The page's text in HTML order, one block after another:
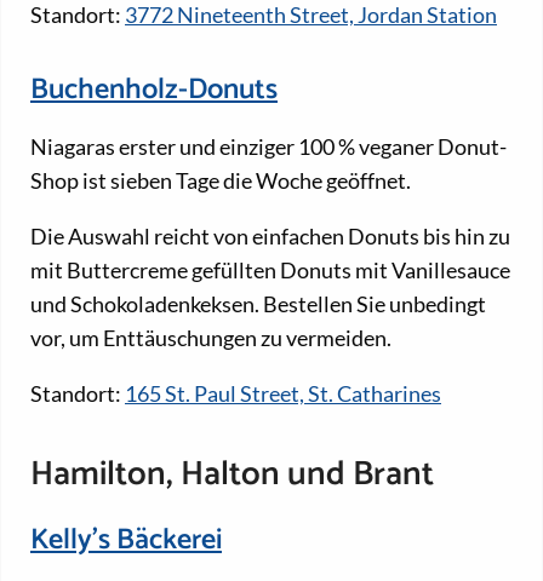
Standort: 3772 Nineteenth Street, Jordan Station
Buchenholz-Donuts
Niagaras erster und einziger 100 % veganer Donut-
Shop ist sieben Tage die Woche geöffnet.
Die Auswahl reicht von einfachen Donuts bis hin zu
mit Buttercreme gefüllten Donuts mit Vanillesauce
und Schokoladenkeksen. Bestellen Sie unbedingt
vor, um Enttäuschungen zu vermeiden.
Standort: 165 St. Paul Street, St. Catharines
Hamilton, Halton und Brant
Kelly's Bäckerei